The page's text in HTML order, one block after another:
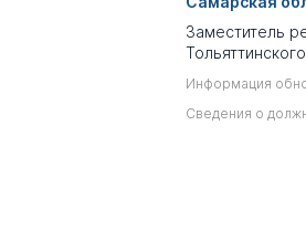
Заместитель
Информация
Сведения о